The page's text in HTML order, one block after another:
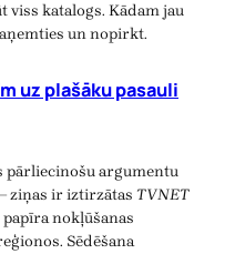
viss katalogs. Kādam jau
un nopirkt.
uz plašāku pasauli
pārliecinošu argumentu
ziņas ir iztirzātas TVNET
nokļūšanas
Sēdēšana